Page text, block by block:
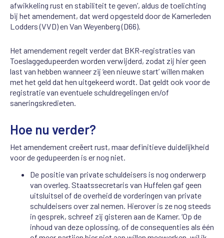
afwikkeling rust en stabiliteit te geven’, aldus de toelichting
bij het amendement, dat werd opgesteld door de Kamerleden
Lodders (VVD) en Van Weyenberg (D66).
Het amendement regelt verder dat BKR-registraties van
Toeslaggedupeerden worden verwijderd, zodat zij hier geen
last van hebben wanneer zij ‘een nieuwe start’ willen maken
met het geld dat hen uitgekeerd wordt. Dat geldt ook voor de
registratie van eventuele schuldregelingen en/of
saneringskredieten.
Hoe nu verder?
Het amendement creëert rust, maar definitieve duidelijkheid
voor de gedupeerden is er nog niet.
De positie van private schuldeisers is nog onderwerp
van overleg. Staatssecretaris van Huffelen gaf geen
uitsluitsel of de overheid de vorderingen van private
schuldeisers over zal nemen. Hierover is ze nog steeds
in gesprek, schreef zij gisteren aan de Kamer. ‘Op de
inhoud van deze oplossing, of de consequenties als één